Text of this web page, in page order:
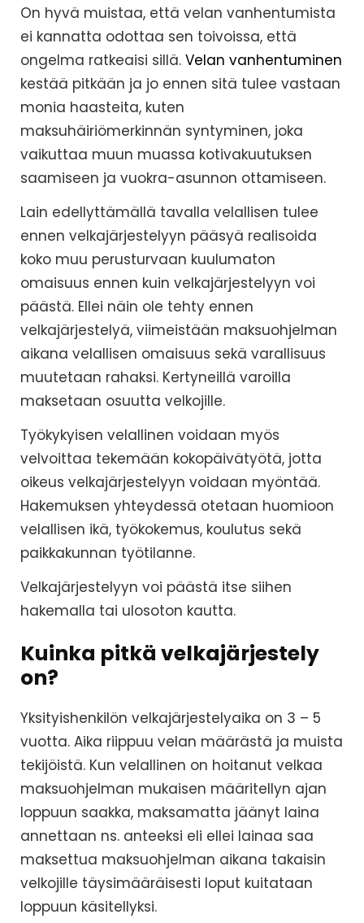
On hyvä muistaa, että velan vanhentumista
ei kannatta odottaa sen toivoissa, että
ongelma ratkeaisi sillä. Velan vanhentuminen
kestää pitkään ja jo ennen sitä tulee vastaan
monia haasteita, kuten
maksuhäiriömerkinnän syntyminen, joka
vaikuttaa muun muassa kotivakuutuksen
saamiseen ja vuokra-asunnon ottamiseen.
Lain edellyttämällä tavalla velallisen tulee
ennen velkajärjestelyyn pääsyä realisoida
koko muu perusturvaan kuulumaton
omaisuus ennen kuin velkajärjestelyyn voi
päästä. Ellei näin ole tehty ennen
velkajärjestelyä, viimeistään maksuohjelman
aikana velallisen omaisuus sekä varallisuus
muutetaan rahaksi. Kertyneillä varoilla
maksetaan osuutta velkojille.
Työkykyisen velallinen voidaan myös
velvoittaa tekemään kokopäivätyötä, jotta
oikeus velkajärjestelyyn voidaan myöntää.
Hakemuksen yhteydessä otetaan huomioon
velallisen ikä, työkokemus, koulutus sekä
paikkakunnan työtilanne.
Velkajärjestelyyn voi päästä itse siihen
hakemalla tai ulosoton kautta.
Kuinka pitkä velkajärjestely
on?
Yksityishenkilön velkajärjestelyaika on 3 – 5
vuotta. Aika riippuu velan määrästä ja muista
tekijöistä. Kun velallinen on hoitanut velkaa
maksuohjelman mukaisen määritellyn ajan
loppuun saakka, maksamatta jäänyt laina
annettaan ns. anteeksi eli ellei lainaa saa
maksettua maksuohjelman aikana takaisin
velkojille täysimääräisesti loput kuitataan
loppuun käsitellyksi.